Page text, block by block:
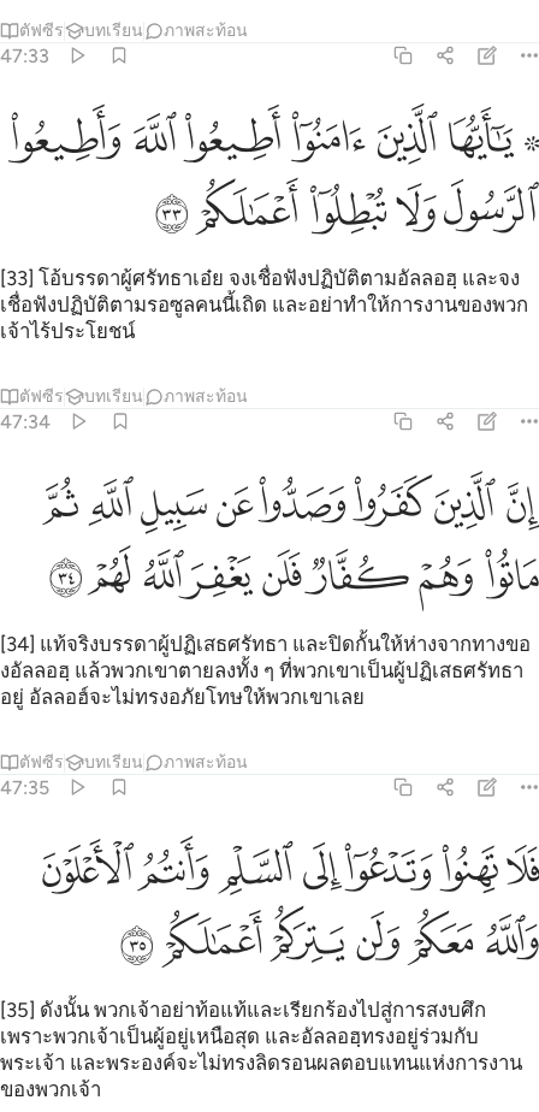
ตัฟซีร บทเรียน ภาพสะท้อน
47:33
۞ يا ايها الذين امنوا اطيعوا الله واطيعوا الرسول ولا تبطلوا اعمالكم ٣٣
۞ يَـٰٓأَيُّهَا ٱلَّذِينَ ءَامَنُوٓا۟ أَطِيعُوا۟ ٱللَّهَ وَأَطِيعُوا۟ ٱلرَّسُولَ وَلَا تُبْطِلُوٓا۟
ﱯ ﱰﱱﱲﱳﱴﱵ
ﱶﱷﱸﱹﱺ
[33] โอ้บรรดาผู้ศรัทธาเอ๋ย จงเชื่อฟังปฏิบัติตามอัลลอฮฺ และจง
เชื่อฟังปฏิบัติตามรอซูลคนนี้เถิด และอย่าทำให้การงานของพวก
เจ้าไร้ประโยชน์
ตัฟซีร บทเรียน ภาพสะท้อน
47:34
ان الذين كفروا وصدوا عن سبيل الله ثم ماتوا وهم كفار فلن يغفر الله
إِنَّ ٱلَّذِينَ كَفَرُوا۟ وَصَدُّوا۟ عَن سَبِيلِ ٱللَّهِ ثُمَّ مَاتُوا۟ وَهُمْ كُفَّارٌۭ فَلَن
ﱻﱼﱽﱾﱿﲀﲁﲂ
ﲃﲄﲅﲆﲇﲈﲉﲊ
[34] แท้จริงบรรดาผู้ปฏิเสธศรัทธา และปิดกั้นให้ห่างจากทางขอ
งอัลลอฮฺ แล้วพวกเขาตายลงทั้ง ๆ ที่พวกเขาเป็นผู้ปฏิเสธศรัทธา
อยู่ อัลลอฮ์จะไม่ทรงอภัยโทษให้พวกเขาเลย
ตัฟซีร บทเรียน ภาพสะท้อน
47:35
فلا تهنوا وتدعوا الى السلم وانتم الاعلون والله معكم ولن يتركم اعمالكم
فَلَا تَهِنُوا۟ وَتَدْعُوٓا۟ إِلَى ٱلسَّلْمِ وَأَنتُمُ ٱلْأَعْلَوْنَ وَٱللَّهُ مَعَكُمْ وَلَن يَتِرَكُمْ
ﲋﲌﲍﲎﲏﲐﲑ
ﲒﲓﲔﲕﲖﲗ
[35] ดังนั้น พวกเจ้าอย่าท้อแท้และเรียกร้องไปสู่การสงบศึก
เพราะพวกเจ้าเป็นผู้อยู่เหนือสุด และอัลลอฮฺทรงอยู่ร่วมกับ
พระเจ้า และพระองค์จะไม่ทรงลิดรอนผลตอบแทนแห่งการงาน
ของพวกเจ้า